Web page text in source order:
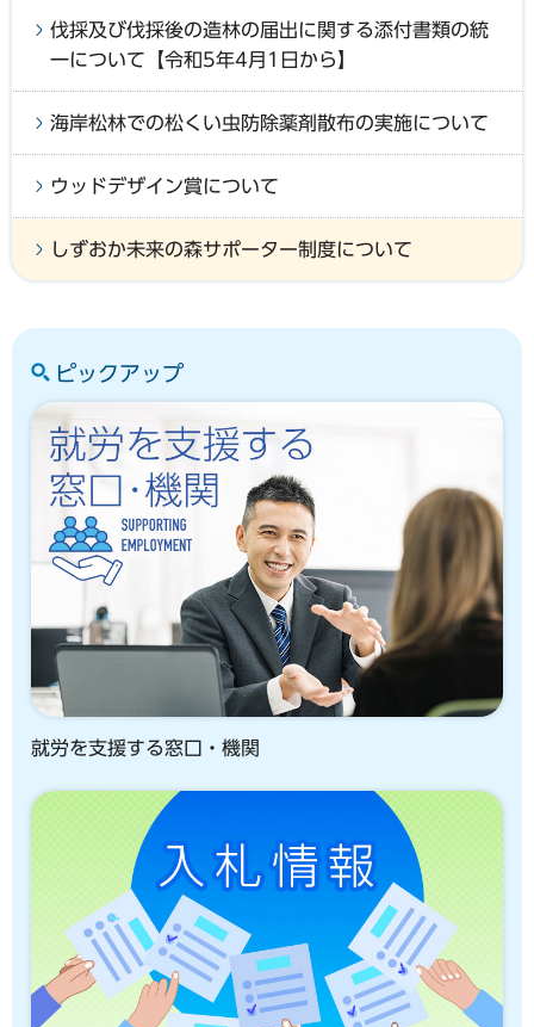
伐採及び伐採後の造林の届出に関する添付書類の統
一について【令和5年4月1日から】
海岸松林での松くい虫防除薬剤散布の実施について
ウッドデザイン賞について
しずおか未来の森サポーター制度について
ピックアップ
就労を支援する窓口・機関